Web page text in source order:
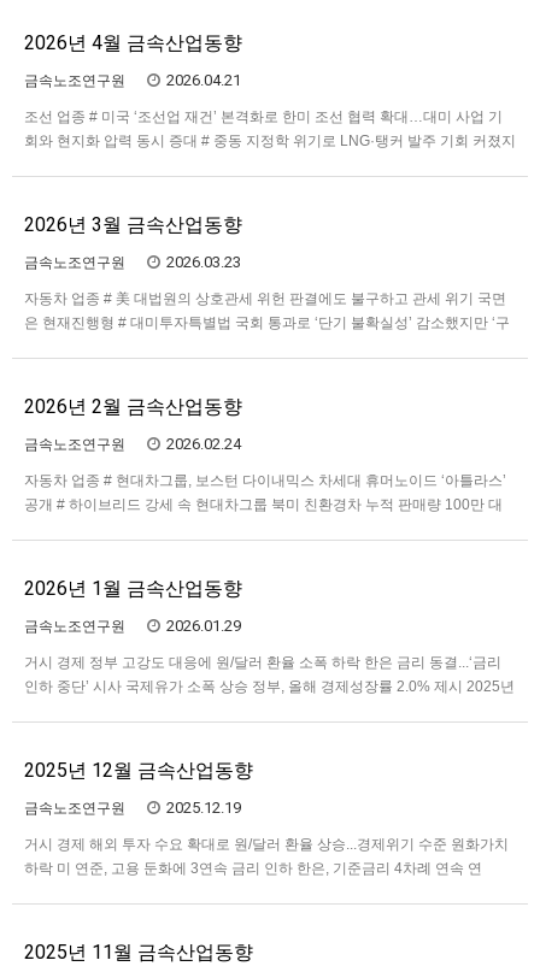
AI 조선소·7대 핵심 선종·상생금융 지원 …
2026년 4월 금속산업동향
금속노조연구원 2026.04.21
조선 업종 # 미국 ‘조선업 재건’ 본격화로 한미 조선 협력 확대…대미 사업 기
회와 현지화 압력 동시 증대 # 중동 지정학 위기로 LNG·탱커 발주 기회 커졌지
모리 반도체도 가격 급상승세 # 중국 CAT…
2026년 3월 금속산업동향
금속노조연구원 2026.03.23
자동차 업종 # 美 대법원의 상호관세 위헌 판결에도 불구하고 관세 위기 국면
은 현재진행형 # 대미투자특별법 국회 통과로 ‘단기 불확실성’ 감소했지만 ‘구
로 한국 조선업에 기회와 현지화 압력 동시 확…
2026년 2월 금속산업동향
금속노조연구원 2026.02.24
자동차 업종 # 현대차그룹, 보스턴 다이내믹스 차세대 휴머노이드 ‘아틀라스’
공개 # 하이브리드 강세 속 현대차그룹 북미 친환경차 누적 판매량 100만 대
ESS 중앙계약시장 결과 # 휴머노이드 분야…
2026년 1월 금속산업동향
금속노조연구원 2026.01.29
거시 경제 정부 고강도 대응에 원/달러 환율 소폭 하락 한은 금리 동결...‘금리
인하 중단’ 시사 국제유가 소폭 상승 정부, 올해 경제성장률 2.0% 제시 2025년
1 청년 …
2025년 12월 금속산업동향
금속노조연구원 2025.12.19
거시 경제 해외 투자 수요 확대로 원/달러 환율 상승...경제위기 수준 원화가치
하락 미 연준, 고용 둔화에 3연속 금리 인하 한은, 기준금리 4차례 연속 연
생산 5년 8개원 만에…
2025년 11월 금속산업동향